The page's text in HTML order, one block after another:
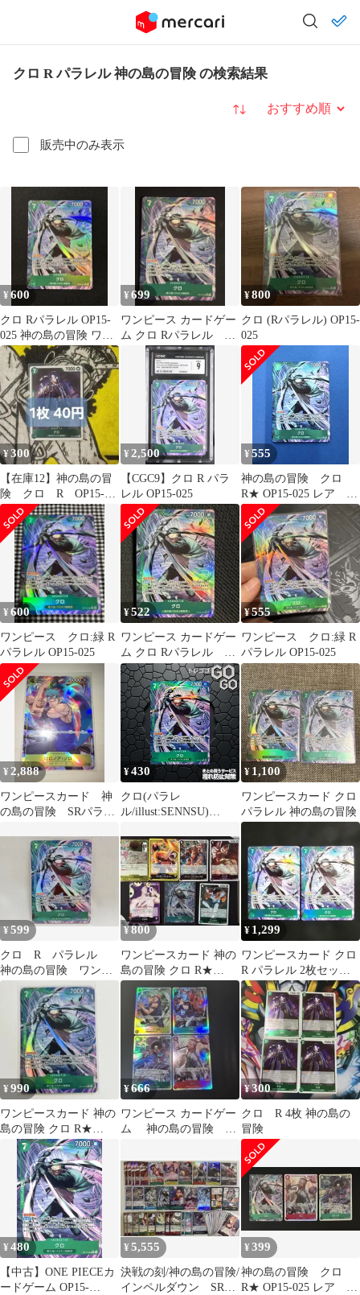
クロ R パラレル 神の島の冒険 の検索結果
販売中のみ表示
並び替え
¥600
クロ Rパラレル OP15-
025 神の島の冒険 ワン
ピースカード
¥699
ワンピース カードゲー
ム クロ Rパラレル 神
の島の冒険
¥800
クロ (Rパラレル) OP15-
025
¥300
【在庫12】神の島の冒
険 クロ R OP15-
025 1枚40円 匿名発
送
¥ 2,500
【CGC9】クロ R パラ
レル OP15-025
¥555
神の島の冒険 クロ
R★ OP15-025 レア パ
ラレル
¥600
ワンピース クロ:緑 R
パラレル OP15-025
¥522
ワンピース カードゲー
ム クロ Rパラレル 神
の島の冒険
¥555
ワンピース クロ:緑 R
パラレル OP15-025
¥ 2,888
ワンピースカード 神
の島の冒険 SRパラレ
¥430
クロ(パラレ
ル/illust:SENNSU)
プレー用神の島の冒険
【OP-15】1
¥ 1,100
ワンピースカード クロ
パラレル 神の島の冒険
¥599
クロ R パラレル
神の島の冒険 ワンピ
ースカード
¥800
ワンピースカード 神の
島の冒険 クロ R★
OP15-025 パラレル
¥ 1,299
ワンピースカード クロ
R パラレル 2枚セット
神の島の冒険
¥990
ワンピースカード 神の
島の冒険 クロ R★
OP15-025 パラレル
¥666
ワンピース カードゲー
ム 神の島の冒険 sr
¥300
クロ R 4枚 神の島の
冒険
¥480
【中古】ONE PIECEカ
ードゲーム OP15-
¥5,555
決戦の刻/神の島の冒険/
インペルダウン SRパ
¥399
神の島の冒険 クロ
R★ OP15-025 レア パ